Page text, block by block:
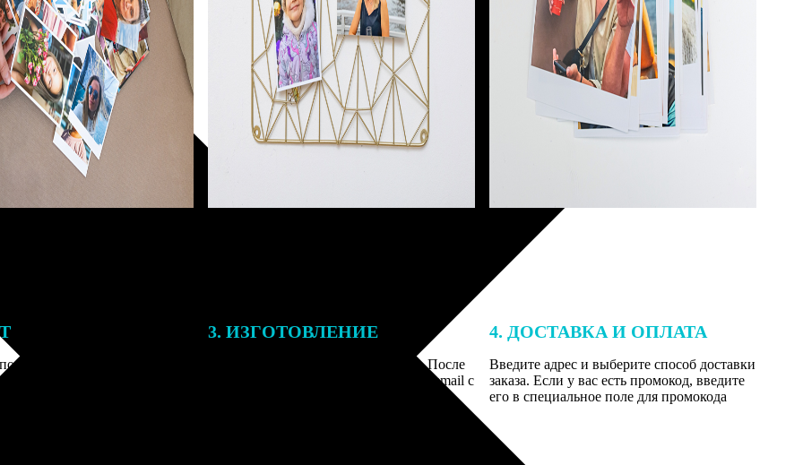
заказа к печати
могут связаться с Вами
телефону или email для
деталей.
3. ИЗГОТОВЛЕНИЕ
Оплатите заказ банковской картой. После
оплаты получите подтверждение на email с
описанием заказа. Когда отправим заказ
4. ДОСТАВКА И ОПЛАТА
Введите адрес и выберите способ доставки
заказа. Если у вас есть промокод, введите
его в специальное поле для промокода